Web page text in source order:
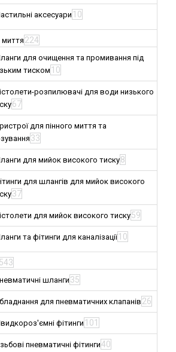
аксесуари 10
224
для очищення та промивання під
тиском 10
розпилювачі для води низького
67
для пінного миття та
33
для мийок високого тиску8
для шлангів для мийок високого
37
для мийок високого тиску59
та фітинги для каналізації 10
543
шланги 35
для пневматичних клапанів 26
фітинги 101
пневматичні фітинги40